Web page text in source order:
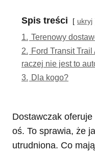
Spis treści ukryj
1. Terenowy
2. Ford Transit
raczej nie jest to
3. Dla kogo?
Dostawczak
oś. To sprawia, że
utrudniona. Co